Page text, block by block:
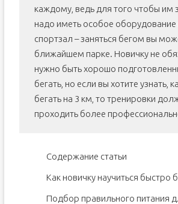
каждому, ведь для того чтобы им
надо иметь особое оборудование
спортзал – заняться бегом вы
ближайшем парке. Новичку не
нужно быть хорошо
бегать, но если вы хотите узнать,
бегать на 3 км, то тренировки
проходить более
Содержание статьи
Как новичку научиться быстро
Подбор правильного питания